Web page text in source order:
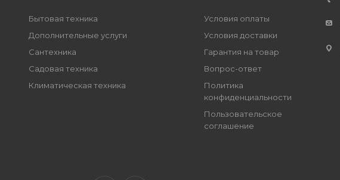
Бытовая техника
Дополнительные услуги
Сантехника
Садовая техника
Климатическая техника
Условия оплаты
Условия доставки
Гарантия на товар
Вопрос-ответ
Политика
конфиденциальности
Пользовательское
соглашение